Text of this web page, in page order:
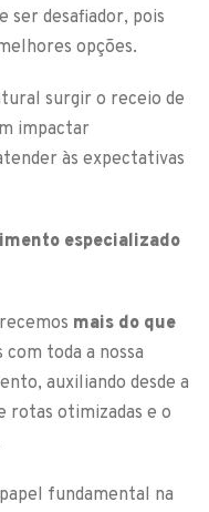
ser desafiador, pois
opções.
surgir o receio de
impactar
às expectativas
especializado
mais do que
toda a nossa
auxiliando desde a
rotas otimizadas e o
fundamental na